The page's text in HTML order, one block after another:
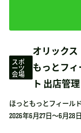
スポ
ーツ
会場
オリック
もっとフ
ト 出店管理
ほっともっとフィール
2026年6月27日～6月28日